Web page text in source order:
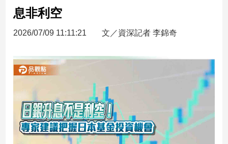
經
新
股
市
地
產
息非利空
2026/07/09 11:11:21 文／資深記者 李錦奇